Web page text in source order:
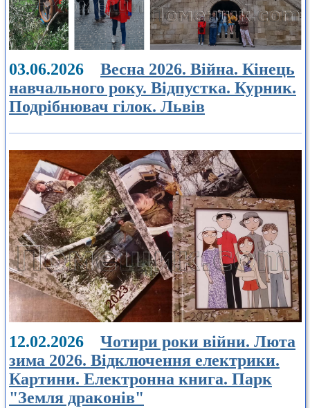
03.06.2026 Весна 2026. Війна. Кінець
навчального року. Відпустка. Курник.
Подрібнювач гілок. Львів
12.02.2026 Чотири роки війни. Люта
зима 2026. Відключення електрики.
Картини. Електронна книга. Парк
"Земля драконів"